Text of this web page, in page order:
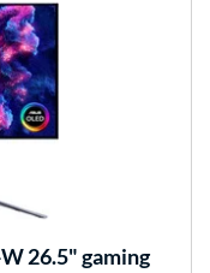
26.5" gaming